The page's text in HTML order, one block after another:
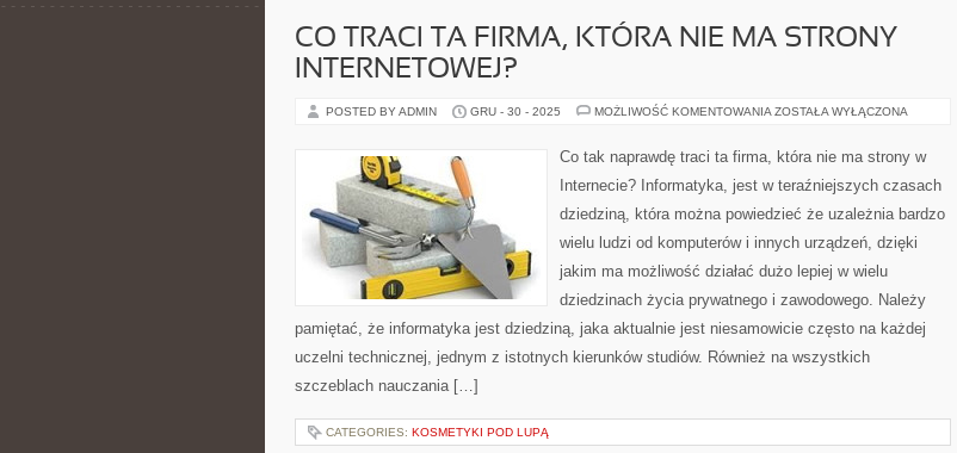
CO TRACI TA FIRMA, KTÓRA NIE MA STRONY
INTERNETOWEJ?
POSTED BY ADMIN GRU - 30 - 2025 MOŻLIWOŚĆ KOMENTOWANIA CO
FIRMA,
KTÓRA
MA
INTERNETOWEJ?
ZOSTAŁA WYŁĄCZONA
Co tak naprawdę traci ta firma, która nie ma strony w
Internecie? Informatyka, jest w teraźniejszych czasach
dziedziną, która można powiedzieć że uzależnia bardzo
wielu ludzi od komputerów i innych urządzeń, dzięki
jakim ma możliwość działać dużo lepiej w wielu
dziedzinach życia prywatnego i zawodowego. Należy
pamiętać, że informatyka jest dziedziną, jaka aktualnie jest niesamowicie często na każdej
uczelni technicznej, jednym z istotnych kierunków studiów. Również na wszystkich
szczeblach nauczania […]
CATEGORIES: KOSMETYKI POD LUPĄ